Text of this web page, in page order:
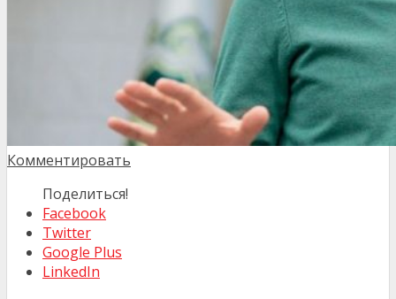
Комментировать
Поделиться!
Facebook
Twitter
Google Plus
LinkedIn